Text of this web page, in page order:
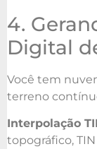
4.
Digital
Você tem
terreno
Interpolação
topográfico,